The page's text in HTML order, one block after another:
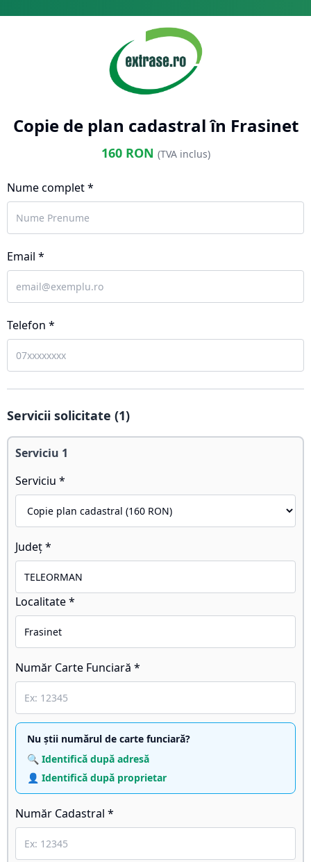
Copie de plan cadastral în Frasinet
160RON (TVA inclus)
Nume complet *
Email *
Telefon *
Servicii solicitate (1)
Serviciu 1
Serviciu *
Județ *
Localitate *
Număr Carte Funciară *
Nu știi numărul de carte funciară?
🔍 Identifică după adresă
👤 Identifică după proprietar
Număr Cadastral *